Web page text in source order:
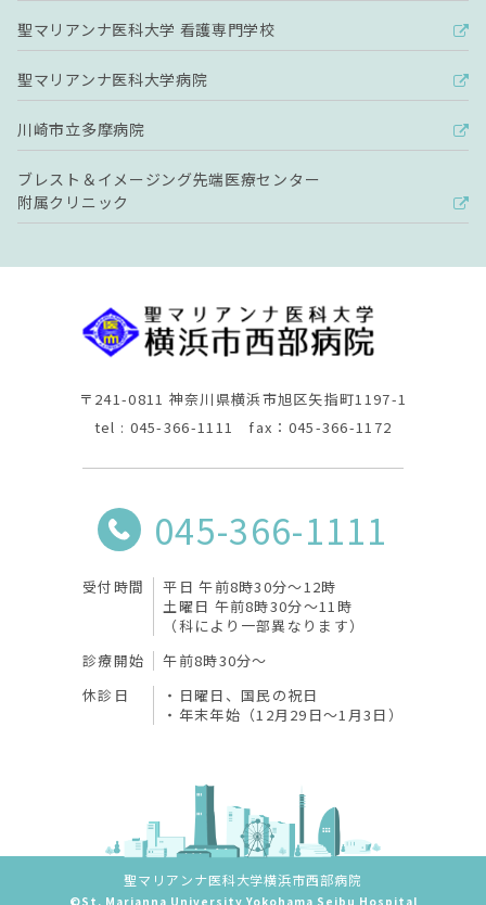
聖マリアンナ医科大学 看護専門学校
聖マリアンナ医科大学病院
川崎市立多摩病院
ブレスト＆イメージング先端医療センター
附属クリニック
〒241-0811 神奈川県横浜市旭区矢指町1197-1
tel : 045-366-1111 fax：045-366-1172
045-366-1111
受付時間
平日 午前8時30分〜12時
土曜日 午前8時30分〜11時
（科により一部異なります）
診療開始
午前8時30分〜
休診日
日曜日、国民の祝日
年末年始（12月29日～1月3日）
聖マリアンナ医科大学横浜市西部病院
©St. Marianna University Yokohama Seibu Hospital